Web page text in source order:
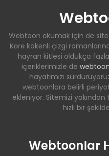
Webtoon okumak için de
Kore kökenli çizgi
hayran kitlesi oldukça
içeriklerimizle de webtoon
hayatımızı
webtoonlara belirli
ekleniyor. Sitemizi
hızlı bir
Webtoonlar